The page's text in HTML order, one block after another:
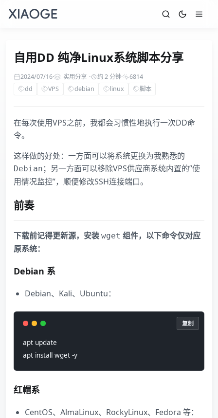
自用DD 纯净Linux系统脚本分享
2024/07/16· 实用分享 · 约 2 分钟·
6814
dd
VPS debian linux 脚本
在每次使用VPS之前，我都会习惯性地执行一次DD命
令。
这样做的好处：一方面可以将系统更换为我熟悉的
Debian ；另一方面可以移除VPS供应商系统内置的”使
用情况监控”，顺便修改SSH连接端口。
前奏
下载前记得更新源，安装 wget 组件，以下命令仅对应
原系统：
Debian 系
Debian、Kali、Ubuntu：
apt update
apt install wget -y
复制
红帽系
CentOS、AlmaLinux、RockyLinux、Fedora 等：